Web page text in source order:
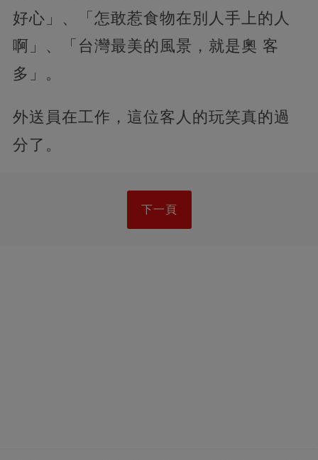
好心」、「怎敢惹食物在別人手上的人
啊」、「台灣最美的風景，就是奧 客
多」。
外送員在工作，這位客人的玩笑真的過
分了。
下一頁